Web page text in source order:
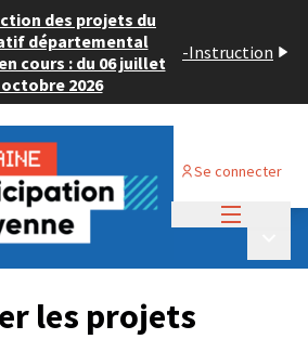
des projets du
départemental
cours : du 06 juillet
octobre 2026
-Instruction
Se connecter
2024
déposés
les projets